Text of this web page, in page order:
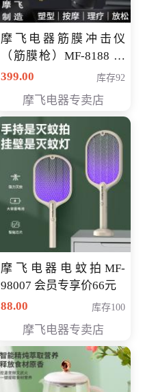
摩飞电器筋膜冲击仪
（筋膜枪）MF-8188 会
员专享价268元
399.00 库存92
摩飞电器专卖店
摩飞电器电蚊拍MF-
98007 会员专享价66元
88.00
库存100
摩飞电器专卖店